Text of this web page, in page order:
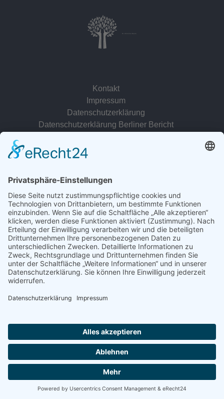
Kontakt
Impressum
Datenschutzerklärung
Datenschutzerklärung Berliner Bericht
© 2022 - 2026 Dr. Christina Baum. Alle Rechte vorbehalten.